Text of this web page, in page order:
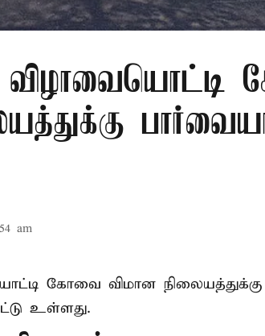
விழாவையொட்டி
am
கோவை விமான
உள்ளது.